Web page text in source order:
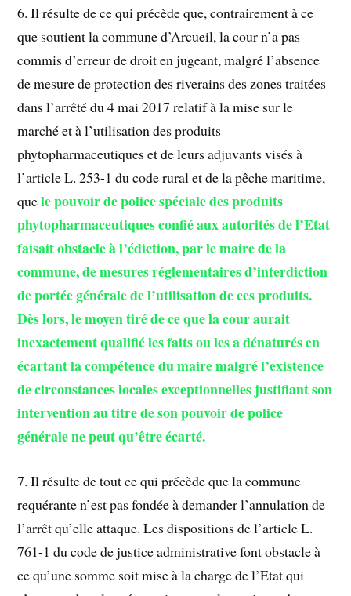
6. Il résulte de ce qui précède que, contrairement à ce
que soutient la commune d’Arcueil, la cour n’a pas
commis d’erreur de droit en jugeant, malgré l’absence
de mesure de protection des riverains des zones traitées
dans l’arrêté du 4 mai 2017 relatif à la mise sur le
marché et à l’utilisation des produits
phytopharmaceutiques et de leurs adjuvants visés à
l’article L. 253-1 du code rural et de la pêche maritime,
quele pouvoir de police spéciale des produits
phytopharmaceutiques confié aux autorités de l’Etat
faisait obstacle à l’édiction, par le maire de la
commune, de mesures réglementaires d’interdiction
de portée générale de l’utilisation de ces produits.
Dès lors, le moyen tiré de ce que la cour aurait
inexactement qualifié les faits ou les a dénaturés en
écartant la compétence du maire malgré l’existence
de circonstances locales exceptionnelles justifiant son
intervention au titre de son pouvoir de police
générale ne peut qu’être écarté.
7. Il résulte de tout ce qui précède que la commune
requérante n’est pas fondée à demander l’annulation de
l’arrêt qu’elle attaque. Les dispositions de l’article L.
761-1 du code de justice administrative font obstacle à
ce qu’une somme soit mise à la charge de l’Etat qui